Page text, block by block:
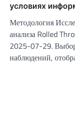
условиях
Методология
анализа Rolled
2025-07-29.
наблюдений,